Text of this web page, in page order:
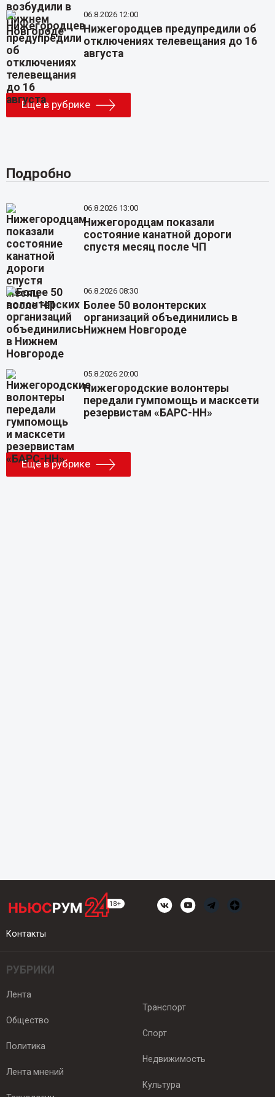
06.8.2026 12:00
Нижегородцев предупредили об
отключениях телевещания до 16
августа
Еще в рубрике
Подробно
06.8.2026 13:00
Нижегородцам показали
состояние канатной дороги
спустя месяц после ЧП
06.8.2026 08:30
Более 50 волонтерских
организаций объединились в
Нижнем Новгороде
05.8.2026 20:00
Нижегородские волонтеры
передали гумпомощь и масксети
резервистам «БАРС-НН»
Еще в рубрике
Контакты
РУБРИКИ
Лента
Общество
Политика
Лента мнений
Транспорт
Спорт
Недвижимость
Культура